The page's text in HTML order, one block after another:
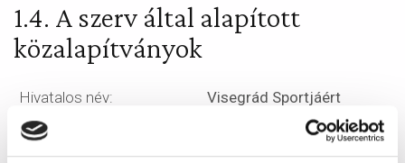
1.4. A szerv által alapított
közalapítványok
Hivatalos név:
Visegrád Sportjáért
Székhelye:
Visegrád Város